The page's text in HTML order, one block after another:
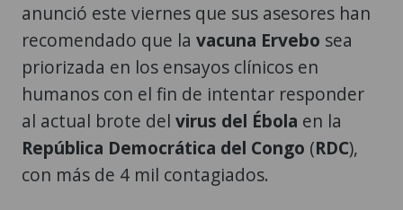
anunció este viernes que sus asesores han
recomendado que la vacuna Ervebo sea
priorizada en los ensayos clínicos en
humanos con el fin de intentar responder
al actual brote del virus del Ébola en la
República Democrática del Congo (RDC),
con más de 4 mil contagiados.